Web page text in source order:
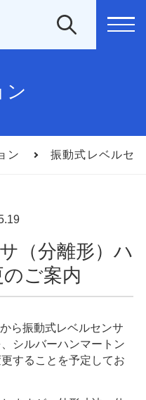
ン
ン 振動式レベルセ
（分離形）ハ
ご案内
ら振動式レベルセンサ
シルバーハンマートン
することを予定してお